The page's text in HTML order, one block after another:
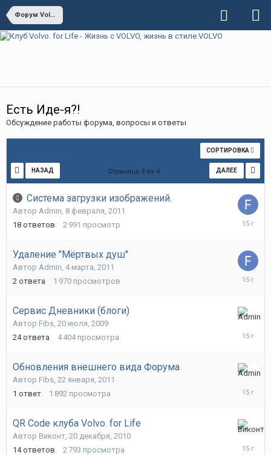
Форум Volvo For Life
Есть Иде-я?!
Обсуждение работы форума, вопросы и ответы
СОРТИРОВКА
НАЗАД ДАЛЕЕ
Страница 3 из 4
Система загрузки изображений.
Автор Admin, 8 февраля, 2011
18 ответов 2 991 просмотр
Удаление "Мёртвых душ"
Автор Admin, 4 марта, 2011
2 ответа 1 970 просмотров
19
Сервис Дневники (блоги)
Автор Fibs, 20 июля, 2009
24 ответа 4 404 просмотра
4
марта,
Обновления внешнего вида Форума
Автор Fibs, 22 января, 2011
1 ответ 1 892 просмотра
24
января,
QR Code клуба Volvo. for Life
Автор Виконт, 20 декабря, 2010
14 ответов 2 793 просмотра
22
декабря,